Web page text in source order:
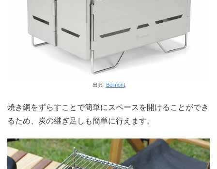
出典: Belmont
焼き網をずらすことで簡単にスペースを開けることができ
るため、炭の継ぎ足しも簡単に行えます。